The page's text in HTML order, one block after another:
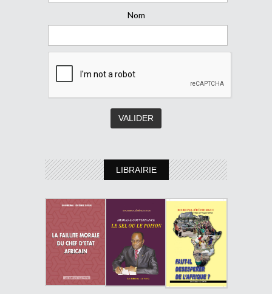
Nom
LIBRAIRIE